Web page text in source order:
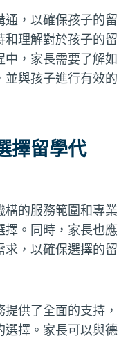
通，以確保孩子的留
和理解對於孩子的留
中，家長需要了解如
並與孩子進行有效的
擇留學代
構的服務範圍和專業
擇。同時，家長也應
求，以確保選擇的留
供了全面的支持，
選擇。家長可以與德